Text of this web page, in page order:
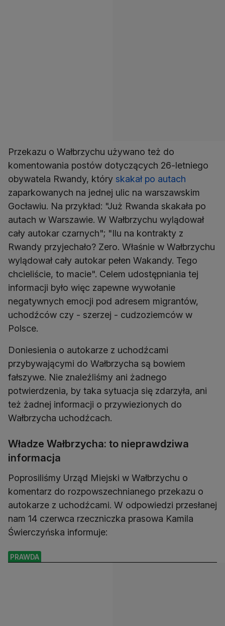
Przekazu o Wałbrzychu używano też do
komentowania postów dotyczących 26-letniego
obywatela Rwandy, który skakał po autach
zaparkowanych na jednej ulic na warszawskim
Gocławiu. Na przykład: "Już Rwanda skakała po
autach w Warszawie. W Wałbrzychu wylądował
cały autokar czarnych"; "Ilu na kontrakty z
Rwandy przyjechało? Zero. Właśnie w Wałbrzychu
wylądował cały autokar pełen Wakandy. Tego
chcieliście, to macie". Celem udostępniania tej
informacji było więc zapewne wywołanie
negatywnych emocji pod adresem migrantów,
uchodźców czy - szerzej - cudzoziemców w
Polsce.
Doniesienia o autokarze z uchodźcami
przybywającymi do Wałbrzycha są bowiem
fałszywe. Nie znaleźliśmy ani żadnego
potwierdzenia, by taka sytuacja się zdarzyła, ani
też żadnej informacji o przywiezionych do
Wałbrzycha uchodźcach.
Władze Wałbrzycha: to nieprawdziwa
informacja
Poprosiliśmy Urząd Miejski w Wałbrzychu o
komentarz do rozpowszechnianego przekazu o
autokarze z uchodźcami. W odpowiedzi przesłanej
nam 14 czerwca rzeczniczka prasowa Kamila
Świerczyńska informuje:
PRAWDA